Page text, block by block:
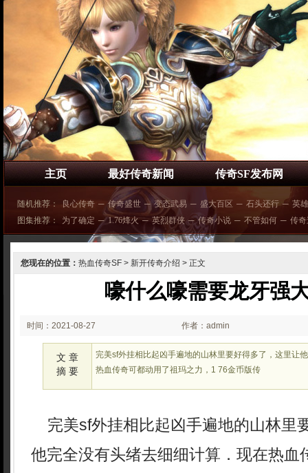
主页 最好传奇新闻 传奇SF发布网
随机推荐： 良心传奇 ─ 传奇盛世 ─ 变态武易 ─ 盛大百区 ─ 石头还行 ─ 英
图集推荐：
为了确定 ─ 1.76烽火 ─ 英烈群侠 ─ 传奇小说 ─ 不管如何 ─ 传
您现在的位置： 热血传奇SF > 新开传奇介绍 > 正文
嚎什么嚎需要龙牙强
时间：2021-08-27
00:08
作者：admin
文 章
摘 要
完美sf外挂相比起凶手遍地的山林里要好得多了，这里让
热血传奇可都动用了祖玛之力，1 76金币版传
完美sf外挂相比起凶手遍地的山林里
他完全没有头绪去细细计算．现在热血